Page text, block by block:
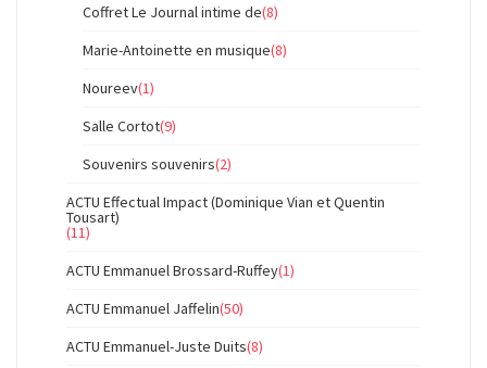
Coffret Le Journal intime de(8)
Marie-Antoinette en musique(8)
Noureev(1)
Salle Cortot(9)
Souvenirs souvenirs(2)
ACTU Effectual Impact (Dominique Vian et Quentin
Tousart)
(11)
ACTU Emmanuel Brossard-Ruffey(1)
ACTU Emmanuel Jaffelin(50)
ACTU Emmanuel-Juste Duits(8)